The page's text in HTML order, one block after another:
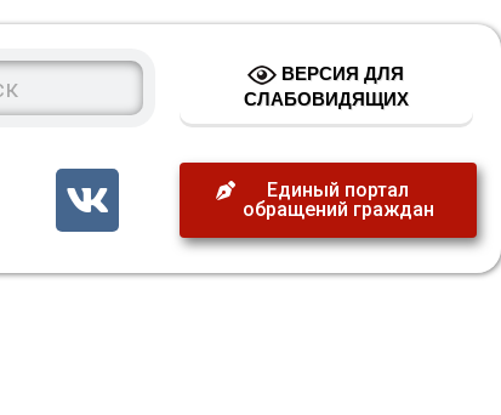
ВЕРСИЯ ДЛЯ
СЛАБОВИДЯЩИХ
Единый портал
обращений граждан